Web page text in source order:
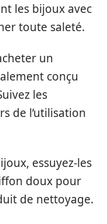
les bijoux avec
toute saleté.
un
conçu
les
de l’utilisation
essuyez-les
doux pour
de nettoyage.